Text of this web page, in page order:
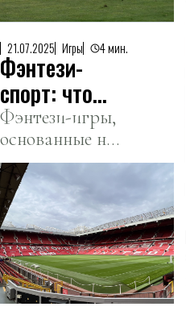
21.07.2025 Игры 4 мин.
Фэнтези-
спорт: что
это такое и
как в него
играть
Фэнтези-игры,
основанные на
реальных
спортивных
событиях, все
сильнее
набирают
популярность.